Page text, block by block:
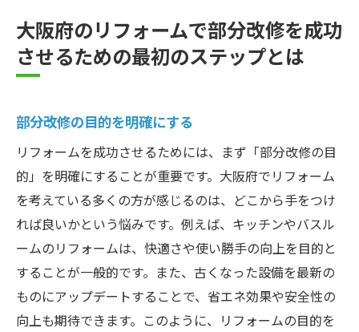
信頼できる業者の選び方
リフォームのプロが教える大阪府での部分改修
プロがすすめる部分改修のタイミング
コストを抑えるための工夫
最新のトレンドに合わせたデザイン
部分改修で失敗しないための注意点
大阪府で人気の改修アイデア
プロが推奨する効率的な施工方法
大阪府のリフォーム事例から学ぶ部分改修の成
功法
大阪府のリフォームで部分改修を成功
させるための最初のステップとは
部分改修の目的を明確にする
リフォームを成功させるためには、まず「部分改修の目
的」を明確にすることが重要です。大阪府でリフォーム
を考えている多くの方が感じるのは、どこから手をつけ
れば良いかという悩みです。例えば、キッチンやバスル
ームのリフォームは、快適さや使い勝手の向上を目的と
することが一般的です。また、古くなった設備を最新の
ものにアップデートすることで、省エネ効果や安全性の
向上も期待できます。このように、リフォームの目的を